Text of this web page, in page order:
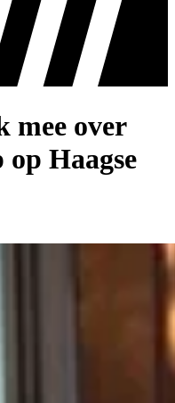
mee over
Haagse